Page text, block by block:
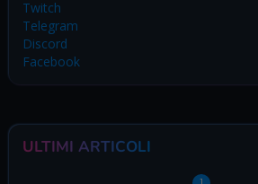
Twitch
Telegram
Discord
Facebook
ULTIMI ARTICOLI